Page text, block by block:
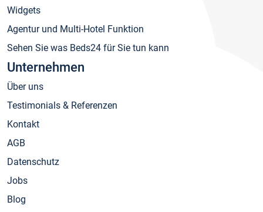
Widgets
Agentur und Multi-Hotel Funktion
Sehen Sie was Beds24 für Sie tun kann
Unternehmen
Über uns
Testimonials & Referenzen
Kontakt
AGB
Datenschutz
Jobs
Blog